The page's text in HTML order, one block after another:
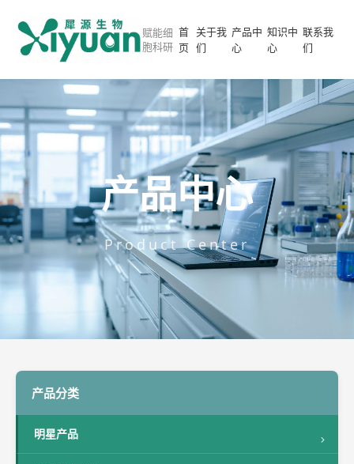
赋能细
胞科研
首
页
关于我
们
产品中
心
知识中
心
联系我
们
产品中心
Product Center
产品分类
明星产品